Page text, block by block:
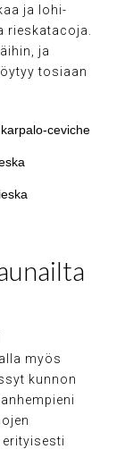
ja lohi-
rieskatacoja.
ja
tosiaan
myös
kunnon